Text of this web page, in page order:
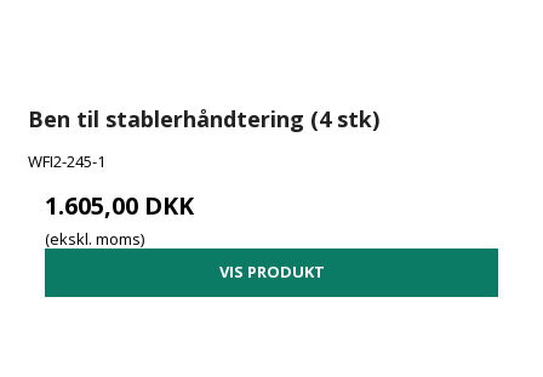
Ben til stablerhåndtering (4 stk)
WFI2-245-1
1.605,00 DKK
(ekskl. moms)
VIS PRODUKT